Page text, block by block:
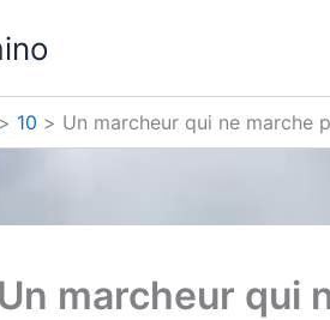
10 Un marcheur qui ne marche
Un marcheur qui